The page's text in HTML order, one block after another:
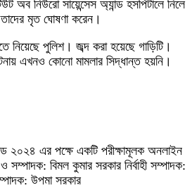
অব নিউরো সায়েন্সেস অ্যান্ড হসপিটালে নিলে
মৃত ঘোষণা করেন।
নিয়েছে পুলিশ। জব্দ করা হয়েছে গাড়িটি।
এখনও কোনো মামলার সিদ্ধান্ত হয়নি।
২০২৪ এর পক্ষে একটি পরীক্ষামূলক অনলাইন
সম্পাদক: বিমল কুমার সরকার নির্বাহী সম্পাদক:
উপমা সরকার